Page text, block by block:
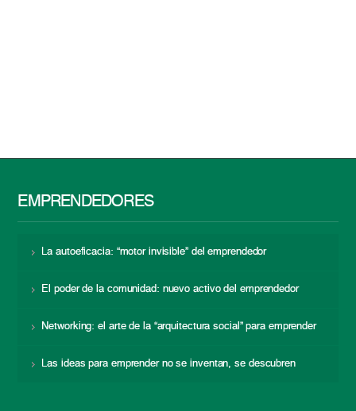
EMPRENDEDORES
La autoeficacia: “motor invisible” del emprendedor
El poder de la comunidad: nuevo activo del emprendedor
Networking: el arte de la “arquitectura social” para emprender
Las ideas para emprender no se inventan, se descubren